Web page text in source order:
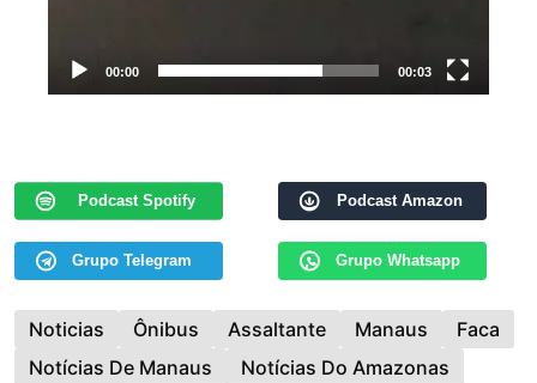
00:00 00:03
Podcast Spotify Podcast Amazon
Grupo Telegram Grupo Whatsapp
Noticias Ônibus Assaltante Manaus
Faca
Notícias De Manaus
Notícias Do Amazonas